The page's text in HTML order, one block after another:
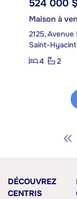
524 000
Maison à
2125, Avenue
Saint-
4
2
DÉCOUVREZ
CENTRIS